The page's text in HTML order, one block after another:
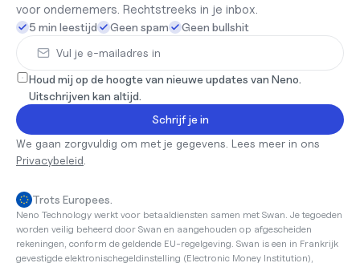
voor ondernemers. Rechtstreeks in je inbox.
5 min leestijd Geen spam Geen bullshit
Schrijf je in
Houd mij op de hoogte van nieuwe updates van Neno.
Uitschrijven kan altijd.
Privacybeleid
Trots Europees.
Neno Technology werkt voor betaaldiensten samen met Swan. Je tegoeden
worden veilig beheerd door Swan en aangehouden op afgescheiden
rekeningen, conform de geldende EU-regelgeving. Swan is een in Frankrijk
gevestigde elektronischegeldinstelling (Electronic Money Institution),